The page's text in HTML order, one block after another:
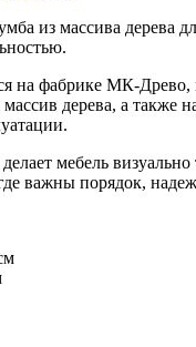
из массива дерева
на фабрике МК-Древо,
дерева, а также
мебель
важны порядок,